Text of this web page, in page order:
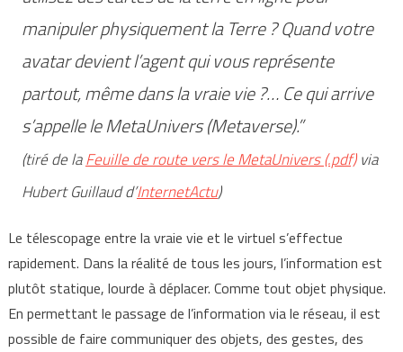
manipuler physiquement la Terre ? Quand votre
avatar devient l’agent qui vous représente
partout, même dans la vraie vie ?… Ce qui arrive
s’appelle le MetaUnivers (Metaverse).”
(tiré de laFeuille de route vers le MetaUnivers (.pdf)via
Hubert Guillaud d’InternetActu)
Le télescopage entre la vraie vie et le virtuel s’effectue
rapidement. Dans la réalité de tous les jours, l’information est
plutôt statique, lourde à déplacer. Comme tout objet physique.
En permettant le passage de l’information via le réseau, il est
possible de faire communiquer des objets, des gestes, des